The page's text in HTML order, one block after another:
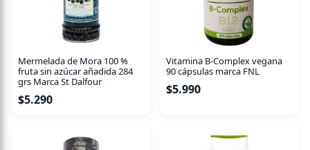
Beneficios del Citrato de Potasio:
Ayuda a mantener
niveles saludables de potasio, apoya la función muscular,
Tipo de producto:Suplemento en polvo de citrato de
potasio.
Mermelada de Mora 100 %
fruta sin azúcar añadida 284
grs Marca St Dalfour
$5.290
Vitamina B-Complex vegana
90 cápsulas marca FNL
$5.990